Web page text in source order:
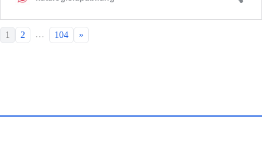
1 2 … 104 »